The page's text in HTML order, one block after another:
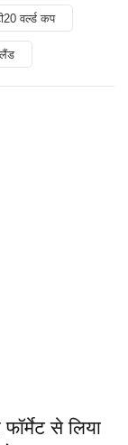
वर्ल्ड कप
से लिया